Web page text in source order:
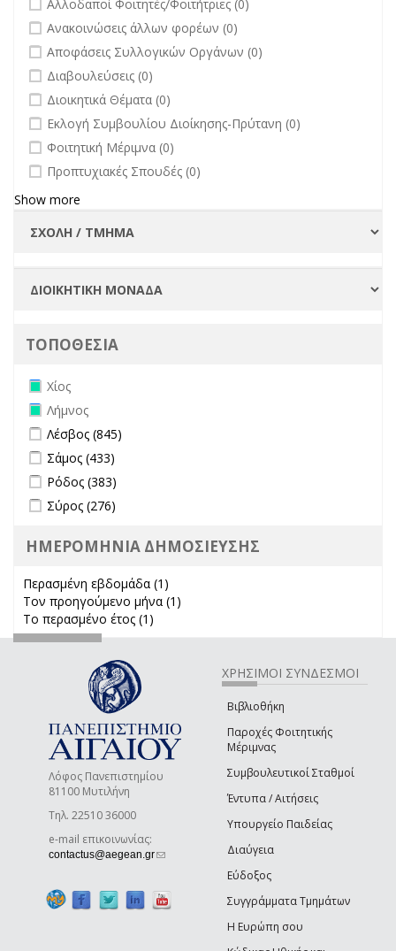
Αλλοδαποί Φοιτητές/Φοιτήτριες (0)
undefined
Ανακοινώσεις άλλων φορέων (0)
undefined
Αποφάσεις Συλλογικών Οργάνων (0)
undefined
Διαβουλεύσεις (0)
undefined
Διοικητικά Θέματα (0)
undefined
Εκλογή Συμβουλίου Διοίκησης-Πρύτανη (0)
undefined
Φοιτητική Μέριμνα (0)
undefined
Προπτυχιακές Σπουδές (0)
Show more
ΤΟΠΟΘΕΣΙΑ
Remove Χίος filter
Χίος
Remove Λήμνος filter
Λήμνος
Apply Λέσβος filter
Λέσβος (845)
Apply Σάμος filter
Σάμος (433)
Apply Ρόδος filter
Ρόδος (383)
Apply Σύρος filter
Σύρος (276)
ΗΜΕΡΟΜΗΝΙΑ ΔΗΜΟΣΙΕΥΣΗΣ
Περασμένη εβδομάδα (1)
Τον προηγούμενο μήνα (1)
Το περασμένο έτος (1)
Λόφος Πανεπιστημίου
81100 Μυτιλήνη
Τηλ. 22510 36000
e-mail επικοινωνίας:
contactus@aegean.gr(link sends e-mail)
ΧΡΗΣΙΜΟΙ ΣΥΝΔΕΣΜΟΙ
Βιβλιοθήκη
Παροχές Φοιτητικής
Μέριμνας
Συμβουλευτικοί Σταθμοί
Έντυπα / Αιτήσεις
Υπουργείο Παιδείας
Διαύγεια
Εύδοξος
Συγγράμματα Τμημάτων
Η Ευρώπη σου